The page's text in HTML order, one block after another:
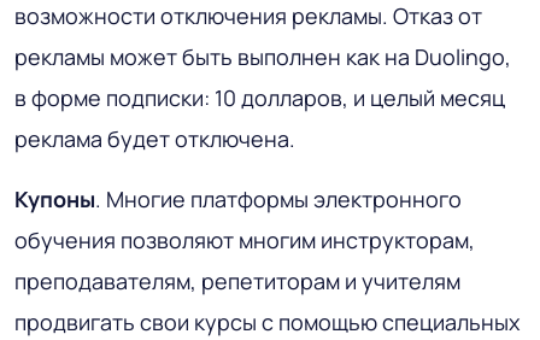
возможности отключения рекламы. Отказ от
рекламы может быть выполнен как на Duolingo,
в форме подписки: 10 долларов, и целый месяц
реклама будет отключена.
Купоны. Многие платформы электронного
обучения позволяют многим инструкторам,
преподавателям, репетиторам и учителям
продвигать свои курсы с помощью специальных